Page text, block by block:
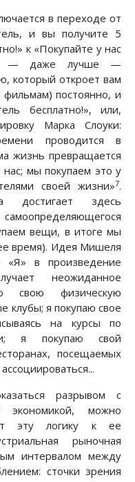
в переходе от
и вы получите 5
к «Покупайте у нас
— даже лучше —
который откроет вам
постоянно, и
бесплатно!», или,
Марка Слоуки:
проводится в
жизнь превращается
мы покупаем это у
своей жизни»7.
достигает здесь
вещи, в итоге мы
время). Идея Мишеля
в произведение
неожиданное
свою физическую
клубы; я покупаю свое
на курсы по
я покупаю свой
посещаемых
разрывом с
экономикой, можно
эту логику к ее
рыночная
интервалом между
сточки зрения